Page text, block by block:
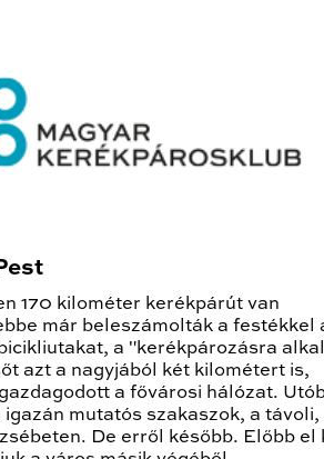
170 kilométer kerékpárút van
már beleszámolták a festékkel
a "kerékpározásra
azt a nagyjából két kilométert is,
a fővárosi hálózat.
igazán mutatós szakaszok, a távoli,
De erről később. Előbb el